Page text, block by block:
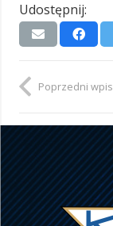
Udostępnij:
Poprzedni wpis